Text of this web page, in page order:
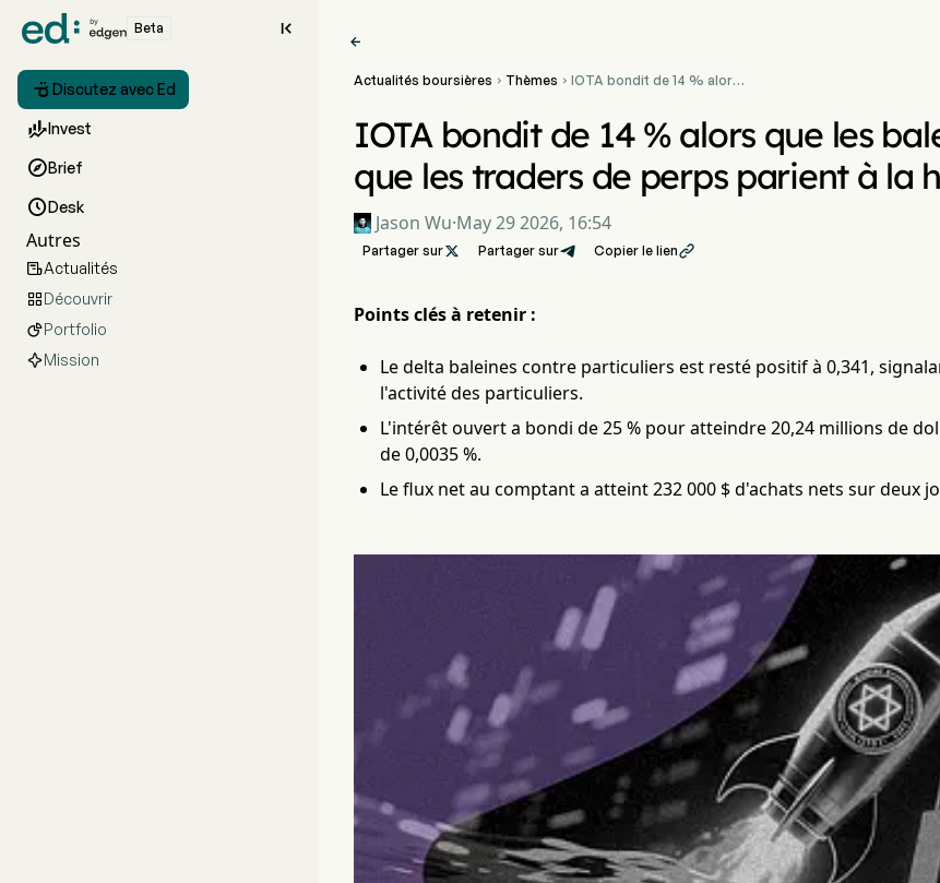
Beta 
 Discutez avec Ed
Invest
Brief
Desk
Autres
Actualités
Découvrir
Portfolio
Mission

Actualités boursières  Thèmes  IOTA bondit de 14 % alors
traders de perps parient à
la hausse
IOTA bondit de 14 % alors que les
que les traders de perps parient à la
Jason Wu·May 29 2026, 16:54
Partager sur Partager sur Copier le lien
Points clés à retenir :
Le delta baleines contre particuliers est resté positif à 0,341,
l'activité des particuliers.
L'intérêt ouvert a bondi de 25 % pour atteindre 20,24 millions de
de 0,0035 %.
Le flux net au comptant a atteint 232 000 $ d'achats nets sur deux